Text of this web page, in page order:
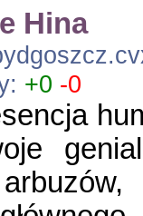
Hina
+0 -0